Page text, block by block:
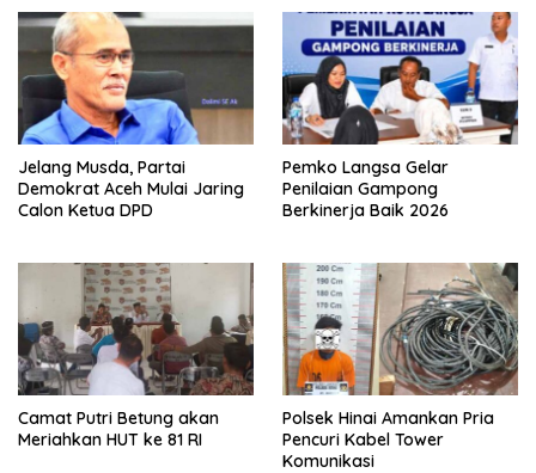
Jelang Musda, Partai
Demokrat Aceh Mulai Jaring
Calon Ketua DPD
Pemko Langsa Gelar
Penilaian Gampong
Berkinerja Baik 2026
Camat Putri Betung akan
Meriahkan HUT ke 81 RI
Polsek Hinai Amankan Pria
Pencuri Kabel Tower
Komunikasi